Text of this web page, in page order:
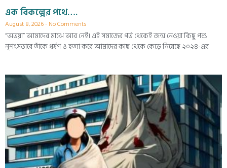
এক বিকল্পের পথে….
August 8, 2026 No Comments
“অভয়া” আমাদের মাঝে আর নেই। এই সমাজের গর্ভ থেকেই জন্ম নেওয়া কিছু পশু
নৃশংসভাবে তাঁকে ধর্ষণ ও হত্যা করে আমাদের কাছ থেকে কেড়ে নিয়েছে ২০২৪-এর